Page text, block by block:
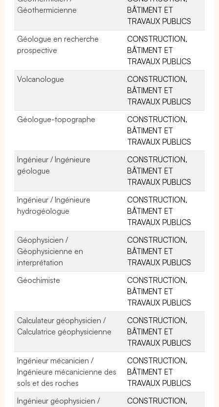
Géothermicienne
BÂTIMENT ET
TRAVAUX PUBLICS
Géologue en recherche
prospective
CONSTRUCTION,
BÂTIMENT ET
TRAVAUX PUBLICS
Volcanologue
CONSTRUCTION,
BÂTIMENT ET
TRAVAUX PUBLICS
Géologue-topographe
CONSTRUCTION,
BÂTIMENT ET
TRAVAUX PUBLICS
Ingénieur / Ingénieure
géologue
CONSTRUCTION,
BÂTIMENT ET
TRAVAUX PUBLICS
Ingénieur / Ingénieure
hydrogéologue
CONSTRUCTION,
BÂTIMENT ET
TRAVAUX PUBLICS
Géophysicien /
Géophysicienne en
interprétation
CONSTRUCTION,
BÂTIMENT ET
TRAVAUX PUBLICS
Géochimiste
CONSTRUCTION,
BÂTIMENT ET
TRAVAUX PUBLICS
Calculateur géophysicien /
Calculatrice géophysicienne
CONSTRUCTION,
BÂTIMENT ET
TRAVAUX PUBLICS
Ingénieur mécanicien /
Ingénieure mécanicienne des
sols et des roches
CONSTRUCTION,
BÂTIMENT ET
TRAVAUX PUBLICS
Ingénieur géophysicien /
CONSTRUCTION,